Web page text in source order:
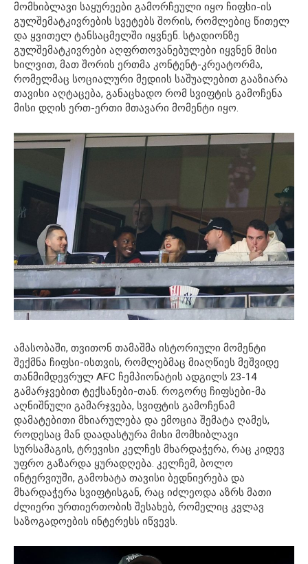
მომხიბლავი საყურეები გამორჩეული იყო ჩიფსი-ის
გულშემატკივრების სვეტებს შორის, რომლებიც წითელ
და ყვითელ ტანსაცმელში იყვნენ. სტადიონზე
გულშემატკივრები აღფრთოვანებულები იყვნენ მისი
ხილვით, მათ შორის ერთმა კონტენტ-კრეატორმა,
რომელმაც სოციალური მედიის საშუალებით გააზიარა
თავისი აღტაცება, განაცხადო რომ სვიფტის გამოჩენა
მისი დღის ერთ-ერთი მთავარი მომენტი იყო.
ამასობაში, თვითონ თამაშმა ისტორიული მომენტი
შექმნა ჩიფსი-ისთვის, რომლებმაც მიაღწიეს მეშვიდე
თანმიმდევრულ AFC ჩემპიონატის ადგილს 23-14
გამარჯვებით ტექსანები-თან. როგორც ჩიფსები-მა
აღნიშნული გამარჯვება, სვიფტის გამოჩენამ
დამატებითი მხიარულება და ემოცია შემატა ღამეს,
როდესაც მან დაადასტურა მისი მომხიბლავი
სურსამაგის, ტრევისი კელჩეს მხარდაჭერა, რაც კიდევ
უფრო გაზარდა ყურადღება. კელჩემ, ბოლო
ინტერვიუში, გამოხატა თავისი ბედნიერება და
მხარდაჭერა სვიფტისგან, რაც იძლეოდა აზრს მათი
ძლიერი ურთიერთობის შესახებ, რომელიც კვლავ
საზოგადოების ინტერესს იწვევს.